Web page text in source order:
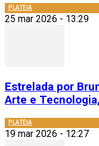
PLATEIA
25 mar 2026 - 13:29
Estrelada por
Arte e
PLATEIA
19 mar 2026 - 12:27